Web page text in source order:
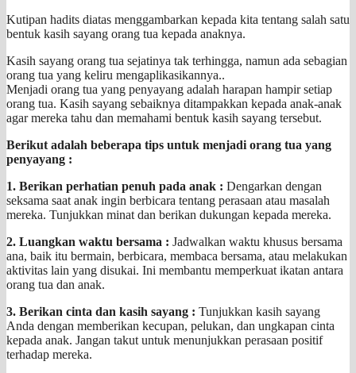
Kutipan hadits diatas menggambarkan kepada kita tentang salah satu
bentuk kasih sayang orang tua kepada anaknya.
Kasih sayang orang tua sejatinya tak terhingga, namun ada sebagian
orang tua yang keliru mengaplikasikannya..
Menjadi orang tua yang penyayang adalah harapan hampir setiap
orang tua. Kasih sayang sebaiknya ditampakkan kepada anak-anak
agar mereka tahu dan memahami bentuk kasih sayang tersebut.
Berikut adalah beberapa tips untuk menjadi orang tua yang
penyayang :
1. Berikan perhatian penuh pada anak : Dengarkan dengan
seksama saat anak ingin berbicara tentang perasaan atau masalah
mereka. Tunjukkan minat dan berikan dukungan kepada mereka.
2. Luangkan waktu bersama : Jadwalkan waktu khusus bersama
ana, baik itu bermain, berbicara, membaca bersama, atau melakukan
aktivitas lain yang disukai. Ini membantu memperkuat ikatan antara
orang tua dan anak.
3. Berikan cinta dan kasih sayang : Tunjukkan kasih sayang
Anda dengan memberikan kecupan, pelukan, dan ungkapan cinta
kepada anak. Jangan takut untuk menunjukkan perasaan positif
terhadap mereka.